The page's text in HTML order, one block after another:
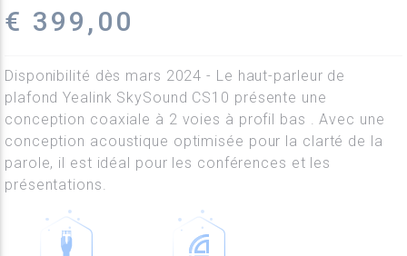
€ 399,00
Disponibilité dès mars 2024 - Le haut-parleur de
plafond Yealink SkySound CS10 présente une
conception coaxiale à 2 voies à profil bas . Avec une
conception acoustique optimisée pour la clarté de la
parole, il est idéal pour les conférences et les
présentations.